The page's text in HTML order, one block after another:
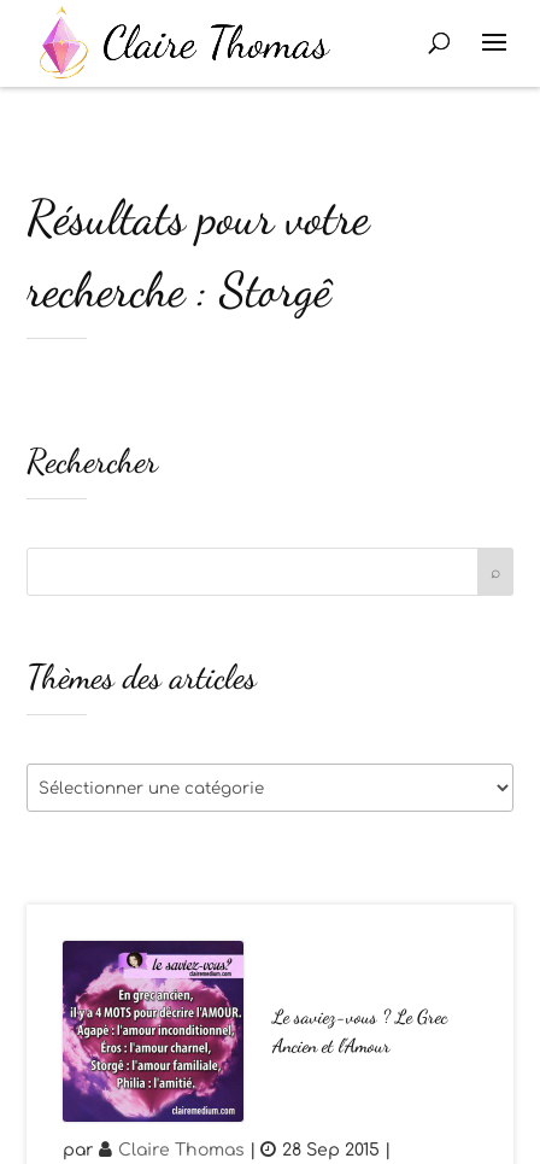
Résultats pour votre
recherche : Storgê
Le saviez-vous ? Le Grec
Ancien et l’Amour
par Claire Thomas | 28 Sep 2015 |
Rechercher
Thèmes des articles
Thèmes
des